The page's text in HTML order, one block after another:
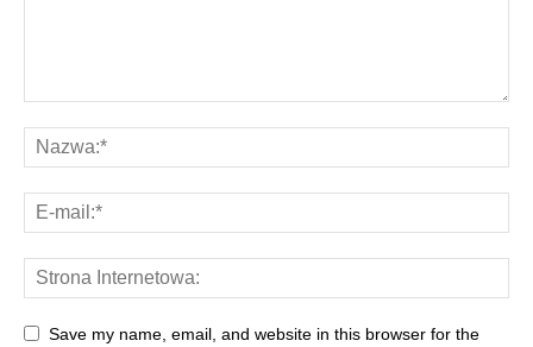
Save my name, email, and website in this browser for the